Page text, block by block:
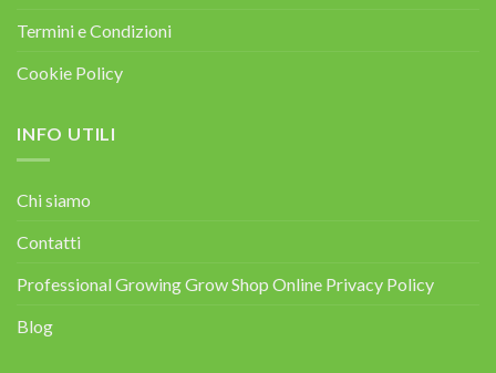
Termini e Condizioni
Cookie Policy
INFO UTILI
Chi siamo
Contatti
Professional Growing Grow Shop Online Privacy Policy
Blog